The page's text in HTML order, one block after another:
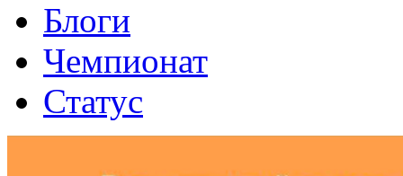
Блоги
Чемпионат
Статус